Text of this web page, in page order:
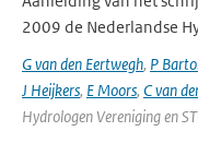
2009 de Nederlandse
G van den Eertwegh, P
J Heijkers, E Moors, C van
Hydrologen Vereniging en